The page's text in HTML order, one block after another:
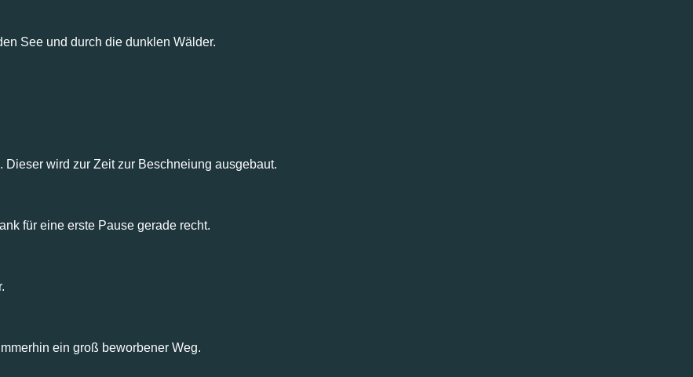
See und durch die dunklen Wälder.
wird zur Zeit zur Beschneiung ausgebaut.
für eine erste Pause gerade recht.
ein groß beworbener Weg.